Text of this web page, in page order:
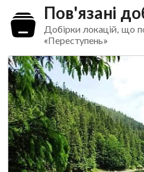
Пов'язані
Добірки локацій, що
«Переступень»